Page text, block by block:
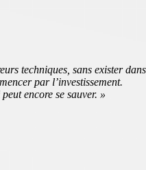
techniques, sans exister
par l’investissement.
encore se sauver. »